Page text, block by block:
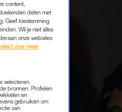
content,
delen met
Geef toestemming
Wil je niet alles
onze websites
voor meer
selecteren.
bronnen. Profielen
en
gebruiken om
van